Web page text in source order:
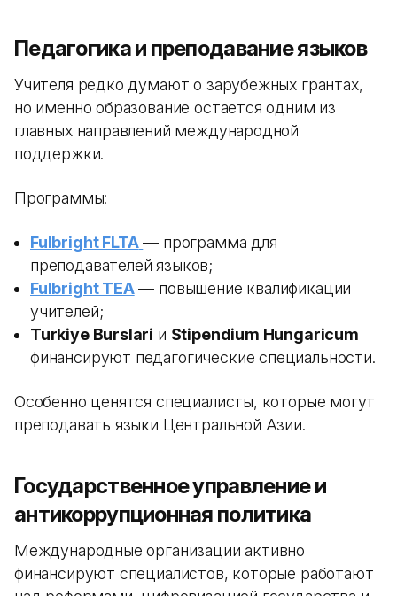
Педагогика и преподавание языков
Учителя редко думают о зарубежных грантах,
но именно образование остается одним из
главных направлений международной
поддержки.
Программы:
Fulbright FLTA — программа для
преподавателей языков;
Fulbright TEA— повышение квалификации
учителей;
Turkiye Burslari и Stipendium Hungaricum
финансируют педагогические специальности.
Особенно ценятся специалисты, которые могут
преподавать языки Центральной Азии.
Государственное управление и
антикоррупционная политика
Международные организации активно
финансируют специалистов, которые работают